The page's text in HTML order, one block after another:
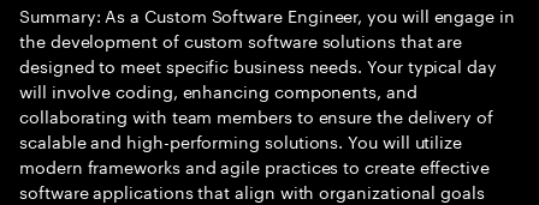
Summary: As a Custom Software Engineer, you will engage in
the development of custom software solutions that are
designed to meet specific business needs. Your typical day
will involve coding, enhancing components, and
collaborating with team members to ensure the delivery of
scalable and high-performing solutions. You will utilize
modern frameworks and agile practices to create effective
software applications that align with organizational goals